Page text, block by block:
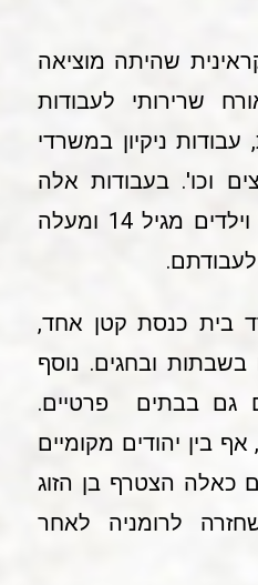
שהיתה מוציאה
שרירותי לעבודות
עבודות ניקיון במשרדי
וכו'. בעבודות אלה
הועסקו במיוחד נשים וילדים מגיל 14 ומעלה
בית כנסת קטן אחד,
בשבתות ובחגים. נוסף
גם בבתים פרטיים.
אף בין יהודים מקומיים
כאלה הצטרף בן הזוג
לרומניה לאחר